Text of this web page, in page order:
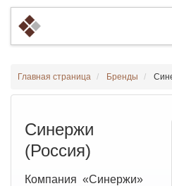
Главная страница Бренды
Синержи
(Россия)
Компания «Синержи»